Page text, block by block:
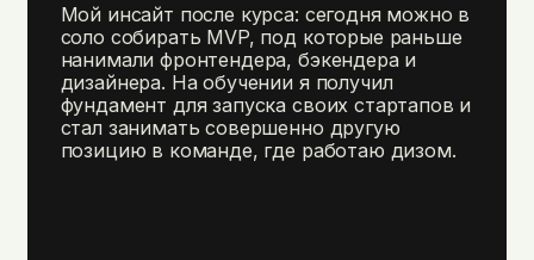
Мой инсайт после курса: сегодня можно в
соло собирать MVP, под которые раньше
нанимали фронтендера, бэкендера и
дизайнера. На обучении я получил
фундамент для запуска своих стартапов и
стал занимать совершенно другую
позицию в команде, где работаю дизом.